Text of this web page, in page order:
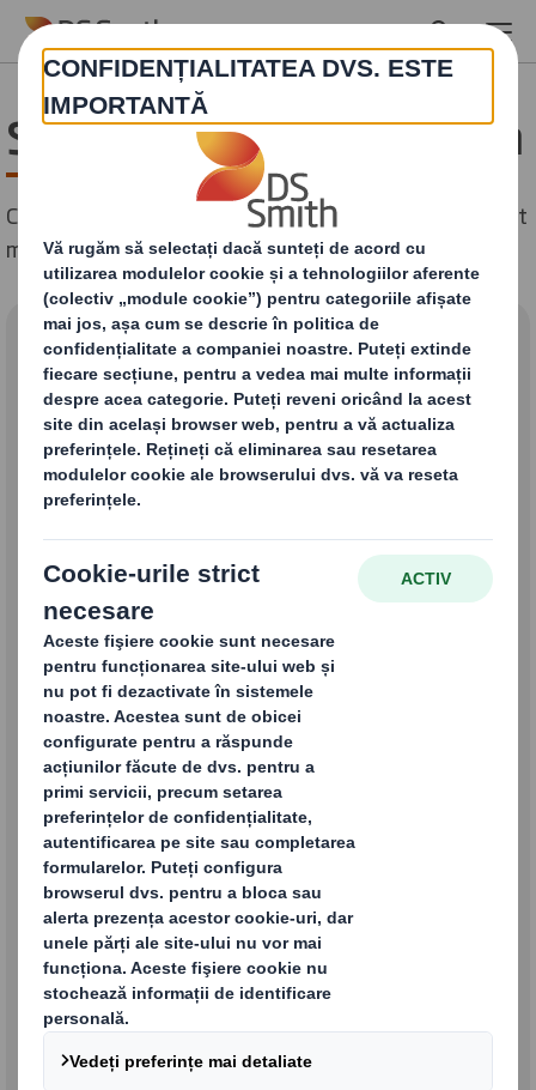
Skip to main content
Suntem aici să vă sprijinim
Completați formularul de mai jos și vă vom contacta cât
mai curând posibil. Mulțumim!
Cum vă putem ajuta - de
ce luați legătura?
Soluții și produse de ambalare
Servicii de reciclare și
management al deșeurilor
Hârtie pentru fabricarea
cartonului și hârtie de
specialitate
Caut un loc de munca